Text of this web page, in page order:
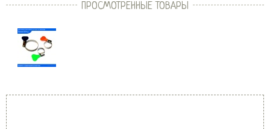
ПРОСМОТРЕННЫЕ ТОВАРЫ